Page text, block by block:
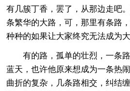
有几簇丁香，罢了，从那边走吧
条繁华的大路，可，那里有条路
种种的如果让大家终究无法成为
有的路，孤单的壮烈，一条路
蓝天，也许他原来想成为一条热
曲折的复杂，几条路相交，纠结